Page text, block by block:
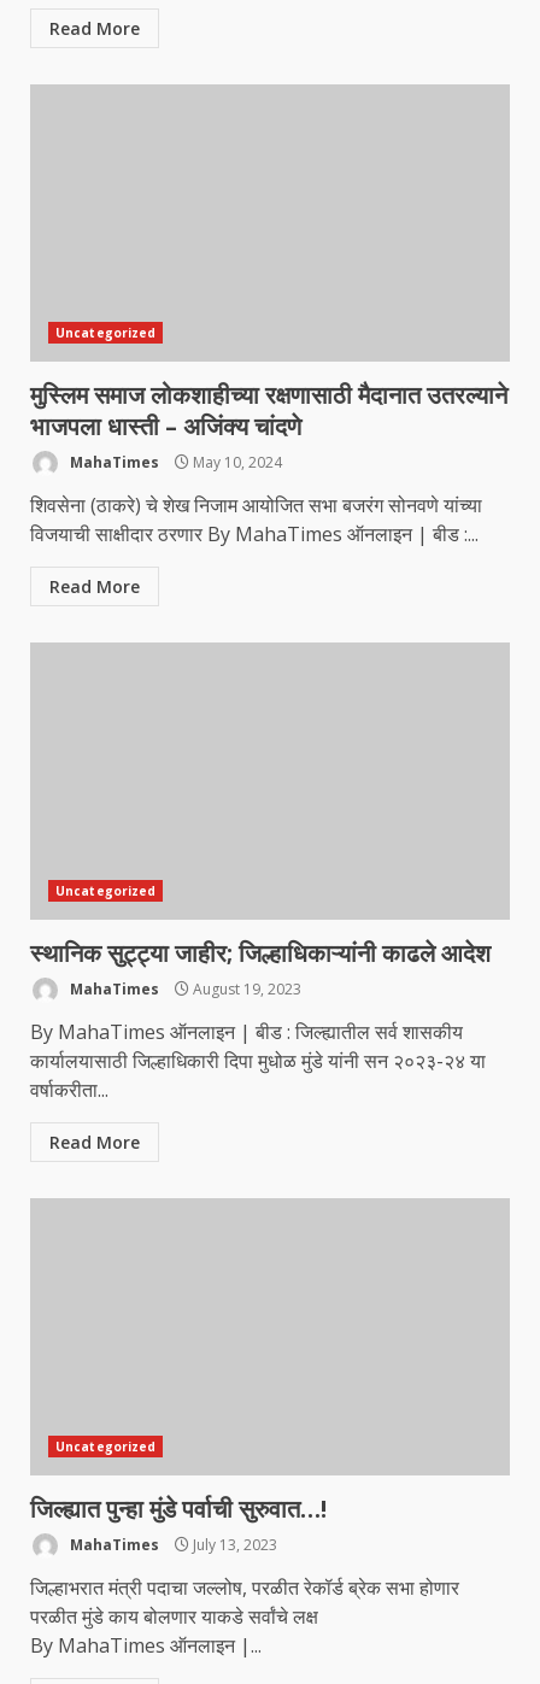
Read More
Uncategorized
मुस्लिम समाज लोकशाहीच्या रक्षणासाठी मैदानात उतरल्याने
भाजपला धास्ती – अजिंक्य चांदणे
MahaTimes May 10, 2024
शिवसेना (ठाकरे) चे शेख निजाम आयोजित सभा बजरंग सोनवणे यांच्या
विजयाची साक्षीदार ठरणार By MahaTimes ऑनलाइन | बीड :...
Read More
Uncategorized
स्थानिक सुट्ट्या जाहीर; जिल्हाधिकाऱ्यांनी काढले आदेश
MahaTimes August 19, 2023
By MahaTimes ऑनलाइन | बीड : जिल्ह्यातील सर्व शासकीय
कार्यालयासाठी जिल्हाधिकारी दिपा मुधोळ मुंडे यांनी सन २०२३-२४ या
वर्षाकरीता...
Read More
Uncategorized
जिल्ह्यात पुन्हा मुंडे पर्वाची सुरुवात…!
MahaTimes July 13, 2023
जिल्हाभरात मंत्री पदाचा जल्लोष, परळीत रेकॉर्ड ब्रेक सभा होणार
परळीत मुंडे काय बोलणार याकडे सर्वांचे लक्ष
By MahaTimes ऑनलाइन |...